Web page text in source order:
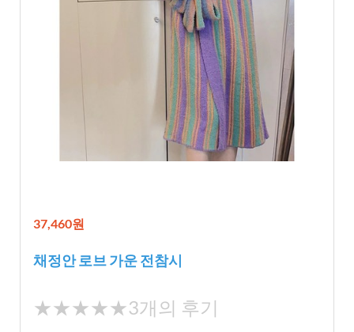
37,460원
채정안 로브 가운 전참시
★
★★★★★3개의 후기